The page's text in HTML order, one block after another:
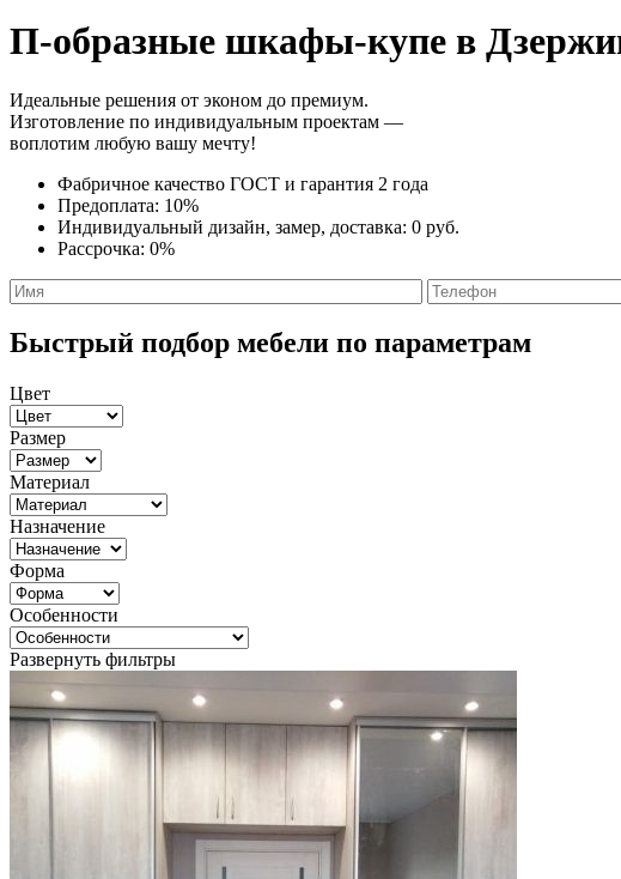
П-образные шкафы-купе в
Идеальные решения от эконом до премиум.
Изготовление по индивидуальным проектам —
воплотим любую вашу мечту!
Фабричное качество ГОСТ и гарантия 2 года
Предоплата: 10%
Индивидуальный дизайн, замер, доставка: 0 руб.
Рассрочка: 0%
Быстрый подбор мебели по параметрам
Цвет
Размер
Материал
Назначение
Форма
Особенности
Развернуть фильтры